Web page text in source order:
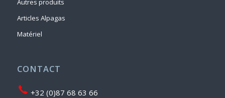
Autres produits
Articles Alpagas
Matériel
CONTACT
+32 (0)87 68 63 66